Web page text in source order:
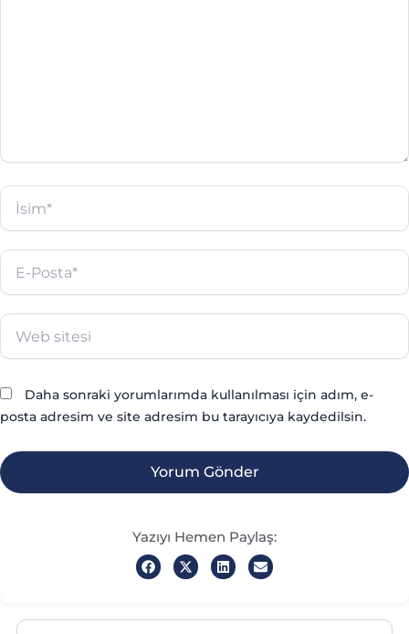
İsim*
E-
Posta*
Web
sitesi
Daha sonraki yorumlarımda kullanılması için adım, e-
posta adresim ve site adresim bu tarayıcıya kaydedilsin.
Yazıyı Hemen Paylaş: